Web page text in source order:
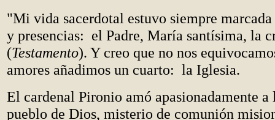
"Mi vida sacerdotal estuvo siempre marcada
y presencias: el Padre, María santísima, la
(Testamento). Y creo que no nos
amores añadimos un cuarto: la Iglesia.
El cardenal Pironio amó apasionadamente a
pueblo de Dios, misterio de comunión